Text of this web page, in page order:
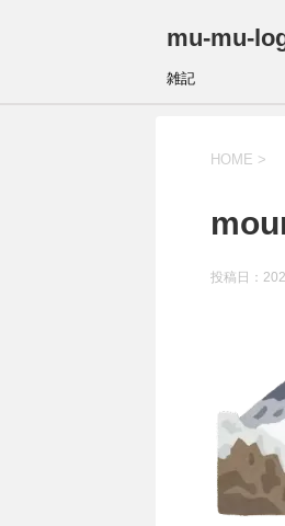
mu-mu-
雑記
HOME >
投稿日：